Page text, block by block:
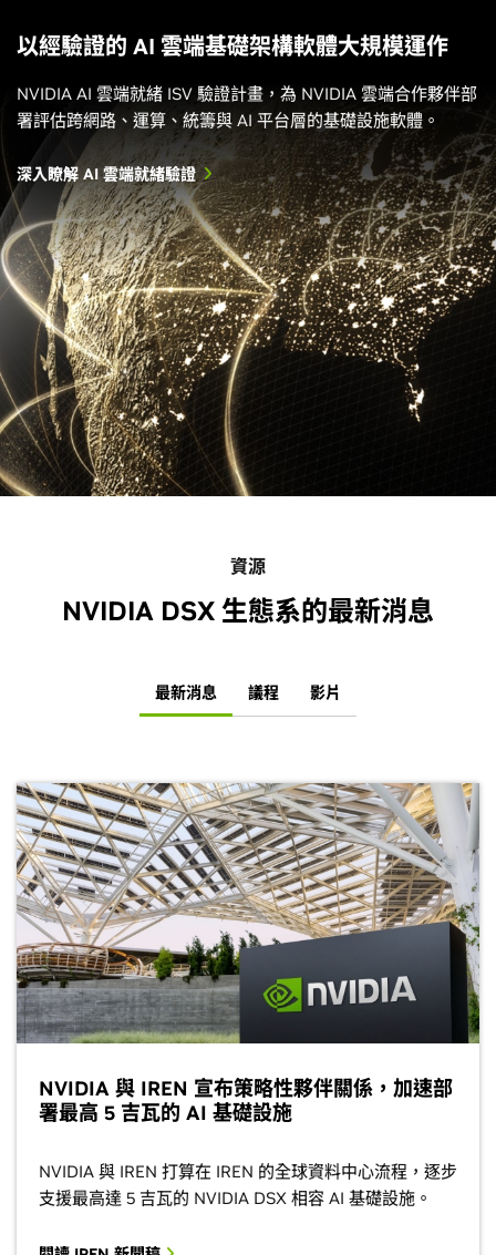
以經驗證的 AI 雲端基礎架構軟體大規模運作
NVIDIA AI 雲端就緒 ISV 驗證計畫，為 NVIDIA 雲端合作夥伴部
署評估跨網路、運算、統籌與 AI 平台層的基礎設施軟體。
深入瞭解 AI 雲端就緒驗證
資源
NVIDIA DSX 生態系的最新消息
最新消息 議程 影片
NVIDIA 與 IREN 宣布策略性夥伴關係，加速部
署最高 5 吉瓦的 AI 基礎設施
NVIDIA 與 IREN 打算在 IREN 的全球資料中心流程，逐步
支援最高達 5 吉瓦的 NVIDIA DSX 相容 AI 基礎設施。